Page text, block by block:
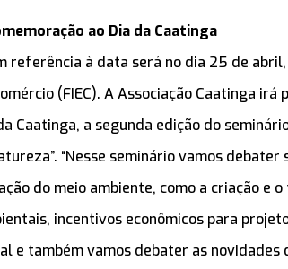
ao Dia da Caatinga
referência à data será no dia 25 de
(FIEC). A Associação Caatinga
Caatinga, a segunda edição do
“Nesse seminário vamos
do meio ambiente, como a criação e
incentivos econômicos para
e também vamos debater as novidades